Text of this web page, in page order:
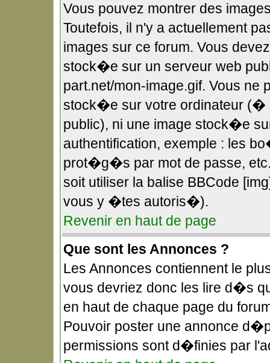
Vous pouvez montrer des
Toutefois, il n'y a actuellement
images sur ce forum. Vous
stock�e sur un serveur web
part.net/mon-image.gif. Vous
stock�e sur votre ordinateur (�
public), ni une image stock�e
authentification, exemple : les
prot�g�s par mot de passe,
soit utiliser la balise BBCode
vous y �tes autoris�).
Revenir en haut de page
Que sont les Annonces ?
Les Annonces contiennent le
vous devriez donc les lire d�s
en haut de chaque page du
Pouvoir poster une annonce
permissions sont d�finies par